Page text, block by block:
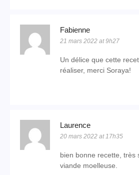
Fabienne
21 mars 2022 at 9h27
Un délice que cette
réaliser, merci Soraya!
Laurence
20 mars 2022 at 17h35
bien bonne recette, très
viande moelleuse.